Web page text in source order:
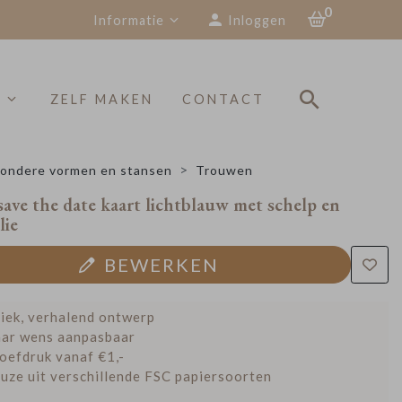
Informatie Inloggen
0
ZELF MAKEN CONTACT
vormen en stansen Trouwen
the date kaart lichtblauw met schelp en
BEWERKEN
verhalend ontwerp
wens aanpasbaar
vanaf €1,-
uit verschillende FSC papiersoorten